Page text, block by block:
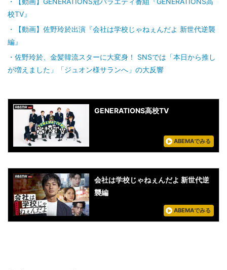
校TV』
【動画】佐野玲於出演『会社は学校じゃねぇんだよ 新世代逆襲
編』
佐野玲於、金髪韓流スターに大変身！ SNSでは「本日から推し
が増えました」「ジュオン様サランへ」の大反響
GENERATIONS高校TV
ABEMAでみる
会社は学校じゃねぇんだよ 新世代逆
襲編
ABEMAでみる